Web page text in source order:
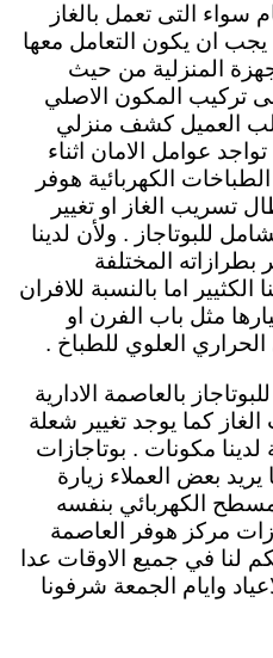
التى تعمل بالغاز
يجب ان يكون التعامل معها
المنزلية من حيث
تركيب المكون الاصلي
العميل كشف منزلي
عوامل الامان اثناء
الكهربائية هوفر
تسريب الغاز او تغيير
للبوتاجاز . ولأن لدينا
المختلفة
اما بالنسبة للافران
مثل باب الفرن او
العلوي للطباخ .
بالعاصمة الادارية
كما يوجد تغيير شعلة
لدينا مكونات . بوتاجازات
ربما يريد بعض العملاء زيارة
الكهربائي بنفسه
مركز هوفر العاصمة
لنا في جميع الاوقات عدا
وايام الجمعة شرفونا